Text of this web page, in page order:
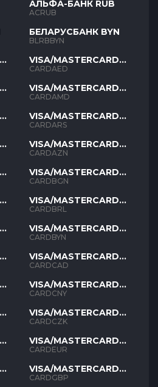
АЛЬФА-БАНК RUB
ACRUB
БЕЛАРУСБАНК BYN
BLRBBYN
VISA/MASTERCARD
AED
CARDAED
VISA/MASTERCARD
AMD
CARDAMD
VISA/MASTERCARD
ARS
CARDARS
VISA/MASTERCARD
AZN
CARDAZN
VISA/MASTERCARD
BGN
CARDBGN
VISA/MASTERCARD
BRL
CARDBRL
VISA/MASTERCARD
BYN
CARDBYN
VISA/MASTERCARD
CAD
CARDCAD
VISA/MASTERCARD
CNY
CARDCNY
VISA/MASTERCARD
CZK
CARDCZK
VISA/MASTERCARD
EUR
CARDEUR
VISA/MASTERCARD
GBP
CARDGBP